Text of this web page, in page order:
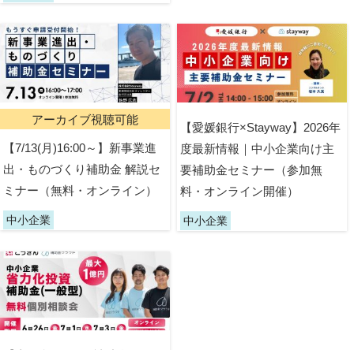
アーカイブ視聴可能
【7/13(月)16:00～】新事業進
出・ものづくり補助金 解説セ
ミナー（無料・オンライン）
中小企業
【愛媛銀行×Stayway】2026年
度最新情報｜中小企業向け主
要補助金セミナー（参加無
料・オンライン開催）
中小企業